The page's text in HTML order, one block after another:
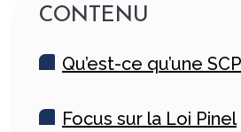
CONTENU
Qu’est-ce qu’une
Focus sur la Loi Pinel